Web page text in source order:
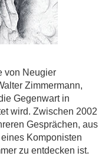
von Neugier
Zimmermann,
Gegenwart in
wird. Zwischen 2002
Gesprächen, aus
Komponisten
zu entdecken ist.